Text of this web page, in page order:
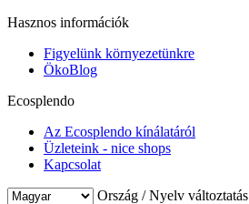
Hasznos információk
Figyelünk környezetünkre
ÖkoBlog
Ecosplendo
Az Ecosplendo kínálatáról
Üzleteink - nice shops
Kapcsolat
Ország / Nyelv változtatás